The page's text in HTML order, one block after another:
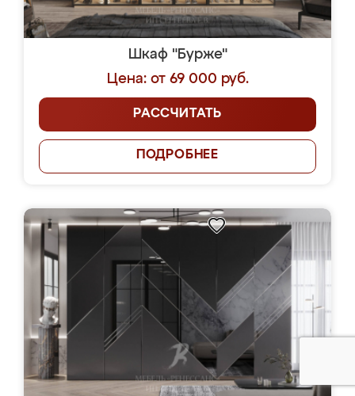
Шкаф "Бурже"
Цена: от 69 000 руб.
РАССЧИТАТЬ
ПОДРОБНЕЕ